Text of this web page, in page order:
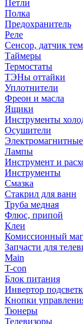
Петли
Полка
Предохранитель
Реле
Сенсор, датчик
Таймеры
Термостаты
ТЭНы оттайки
Уплотнители
Фреон и масла
Ящики
Инструменты
Осушители
Лампы
Инструмент и
Инструменты
Смазка
Стакрил для ванн
Труба медная
Флюс, припой
Клеи
Комиссионный
Запчасти для
Main
T-con
Блок питания
Инвертор
Кнопки
Тюнеры
Телевизоры